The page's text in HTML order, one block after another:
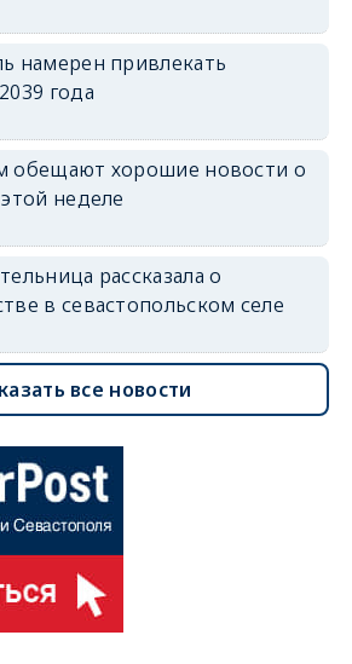
намерен привлекать
года
обещают хорошие новости о
неделе
рассказала о
в севастопольском селе
все новости